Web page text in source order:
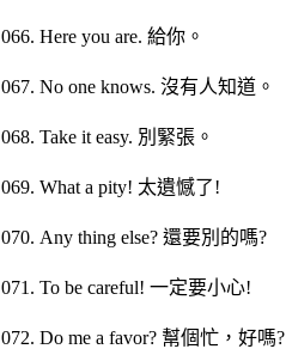
066. Here you are. 給你。
067. No one knows. 沒有人知道。
068. Take it easy. 別緊張。
069. What a pity! 太遺憾了!
070. Any thing else? 還要別的嗎?
071. To be careful! 一定要小心!
072. Do me a favor? 幫個忙，好嗎?